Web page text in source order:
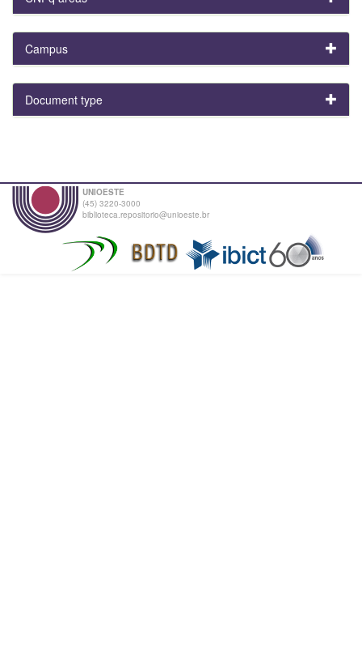
Campus
Document type
UNIOESTE
(45) 3220-3000
biblioteca.repositorio@unioeste.br